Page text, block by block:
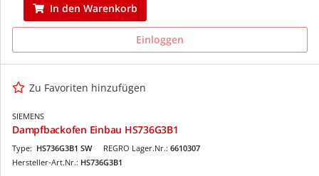
In den Warenkorb
Einloggen
Zu Favoriten hinzufügen
SIEMENS
Dampfbackofen Einbau HS736G3B1
REGRO Lager.Nr.: 6610307
Type: HS736G3B1 SW
Hersteller-Art.Nr.: HS736G3B1